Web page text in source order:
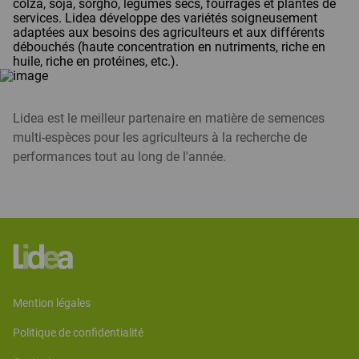
colza, soja, sorgho, légumes secs, fourrages et plantes de
services. Lidea développe des variétés soigneusement
adaptées aux besoins des agriculteurs et aux différents
débouchés (haute concentration en nutriments, riche en
huile, riche en protéines, etc.).
Lidea est le meilleur partenaire en matière de semences
multi-espèces pour les agriculteurs à la recherche de
performances tout au long de l'année.
mention légales
politique de confidentialité